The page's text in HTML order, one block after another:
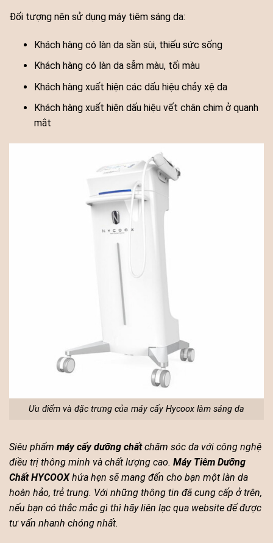
Đối tượng nên sử dụng máy tiêm sáng da:
Khách hàng có làn da sần sùi, thiếu sức sống
Khách hàng có làn da sẫm màu, tối màu
Khách hàng xuất hiện các dấu hiệu chảy xệ da
Khách hàng xuất hiện dấu hiệu vết chân chim ở quanh
mắt
Ưu điểm và đặc trưng của máy cấy Hycoox làm sáng da
Siêu phẩm máy cấy dưỡng chấtchăm sóc da với công nghệ
điều trị thông minh và chất lượng cao. Máy Tiêm Dưỡng
Chất HYCOOXhứa hẹn sẽ mang đến cho bạn một làn da
hoàn hảo, trẻ trung. Với những thông tin đã cung cấp ở trên,
nếu bạn có thắc mắc gì thì hãy liên lạc qua website để được
tư vấn nhanh chóng nhất.